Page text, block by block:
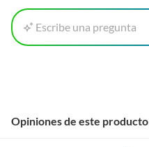
Escribe una pregunta
Opiniones de este producto